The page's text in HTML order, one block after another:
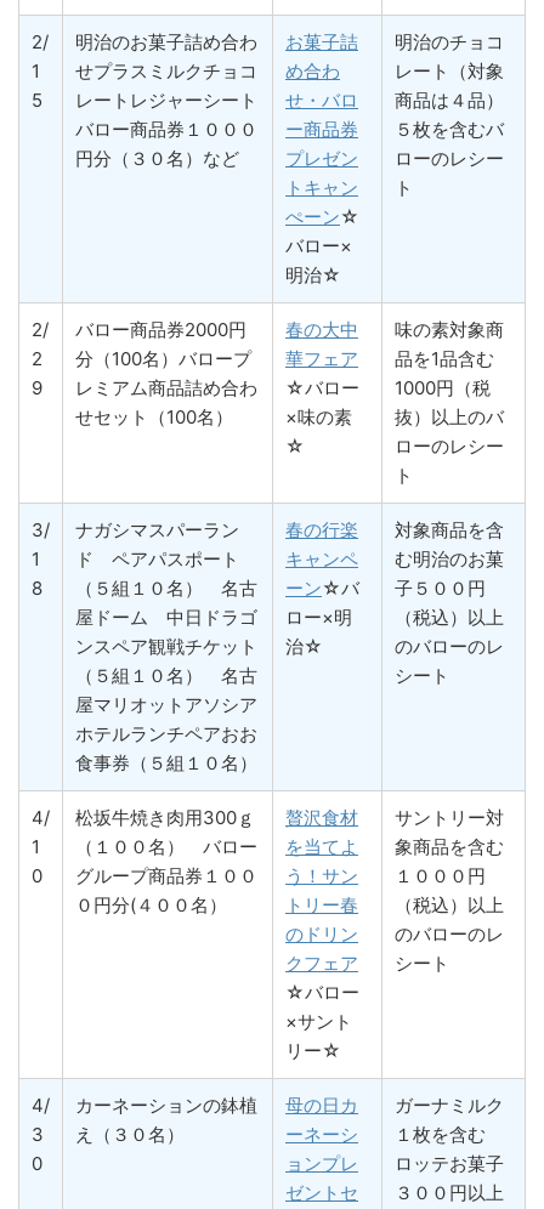
2/
1
5
明治のお菓子詰め合わ
せプラスミルクチョコ
レートレジャーシート
バロー商品券１０００
円分（３０名）など
お菓子詰
め合わ
せ・バロ
ー商品券
プレゼン
トキャン
ぺーン☆
バロー×
明治☆
明治のチョコ
レート（対象
商品は４品）
５枚を含むバ
ローのレシー
ト
2/
2
9
バロー商品券2000円
分（100名）バロープ
レミアム商品詰め合わ
せセット（100名）
春の大中
華フェア
☆バロー
×味の素
☆
味の素対象商
品を1品含む
1000円（税
抜）以上のバ
ローのレシー
ト
3/
1
8
ナガシマスパーラン
ド ペアパスポート
（５組１０名） 名古
屋ドーム 中日ドラゴ
ンスペア観戦チケット
（５組１０名） 名古
屋マリオットアソシア
ホテルランチペアおお
食事券（５組１０名）
春の行楽
キャンペ
ーン☆バ
ロー×明
治☆
対象商品を含
む明治のお菓
子５００円
（税込）以上
のバローのレ
シート
4/
1
0
松坂牛焼き肉用300ｇ
（１００名） バロー
グループ商品券１００
０円分(４００名）
贅沢食材
を当てよ
う！サン
トリー春
のドリン
クフェア
☆バロー
×サント
リー☆
サントリー対
象商品を含む
１０００円
（税込）以上
のバローのレ
シート
4/
3
0
カーネーションの鉢植
え（３０名）
母の日カ
ーネーシ
ョンプレ
ゼントセ
ガーナミルク
１枚を含む
ロッテお菓子
３００円以上